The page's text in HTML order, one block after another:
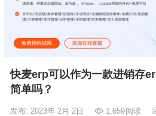
快麦erp可以作为一款进销存
简单吗？
发布: 2023年 2月 2日 1,659阅读